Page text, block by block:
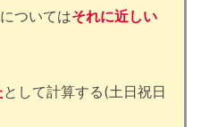
ついてはそれに近しい
として計算する(土日祝日